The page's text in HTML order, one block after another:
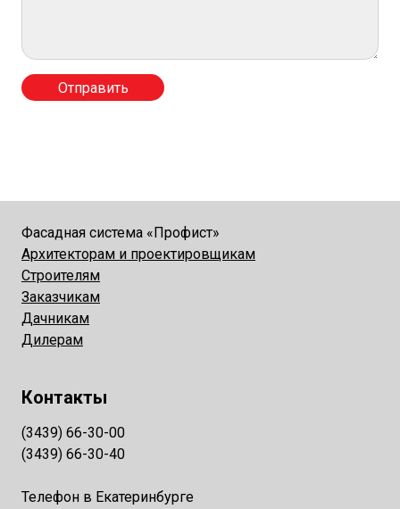
Фасадная система «Профист»
Архитекторам и проектировщикам
Строителям
Заказчикам
Дачникам
Дилерам
Контакты
(3439) 66-30-00
(3439) 66-30-40
Телефон в Екатеринбурге